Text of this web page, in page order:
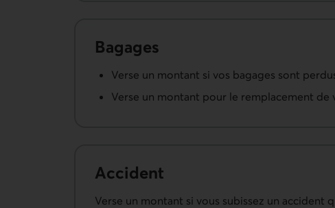
Bagages
Verse un montant si vos bagages sont
Verse un montant pour le remplacement de
Accident
Verse un montant si vous subissez un accident